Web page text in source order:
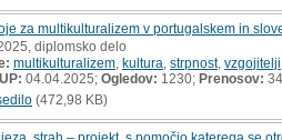
za multikulturalizem v portugalskem in
2025, diplomsko delo
multikulturalizem kultura strpnost, vzgojitelji
04.04.2025; Ogledov: 1230; Prenosov: 34
(472,98 KB)